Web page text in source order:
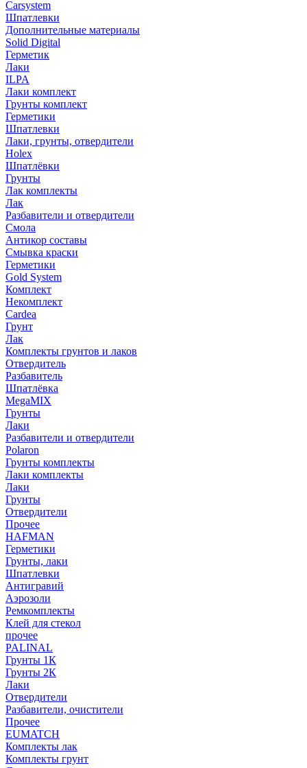
Carsystem
Шпатлевки
Дополнительные материалы
Solid Digital
Герметик
Лаки
ILPA
Лаки комплект
Грунты комплект
Герметики
Шпатлевки
Лаки, грунты, отвердители
Holex
Шпатлёвки
Грунты
Лак комплекты
Лак
Разбавители и отвердители
Смола
Антикор составы
Смывка краски
Герметики
Gold System
Комплект
Некомплект
Cardea
Грунт
Лак
Комплекты грунтов и лаков
Отвердитель
Разбавитель
Шпатлёвка
MegaMIX
Грунты
Лаки
Разбавители и отвердители
Polaron
Грунты комплекты
Лаки комплекты
Лаки
Грунты
Отвердители
Прочее
HAFMAN
Герметики
Грунты, лаки
Шпатлевки
Антигравий
Аэрозоли
Ремкомплекты
Клей для стекол
прочее
PALINAL
Грунты 1К
Грунты 2К
Лаки
Отвердители
Разбавители, очистители
Прочее
EUMATCH
Комплекты лак
Комплекты грунт